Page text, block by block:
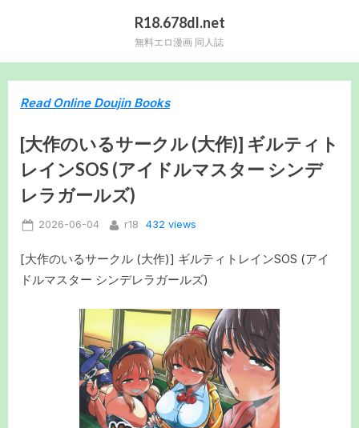
R18.678dl.net
無料エロ漫画 同人誌
Read Online Doujin Books
[大作のいるサークル (大作)] ギルティト
レインSOS (アイドルマスター シンデ
レラガールズ)
Posted
2026-06-04 By
r18 432 views
[大作のいるサークル (大作)] ギルティトレインSOS (アイ
ドルマスター シンデレラガールズ)